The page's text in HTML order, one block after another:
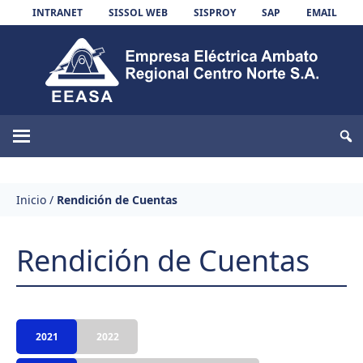
Skip to content
INTRANET SISSOL WEB SISPROY SAP EMAIL
EEASA
Inicio / Rendición de Cuentas
Rendición de Cuentas
2021 2022